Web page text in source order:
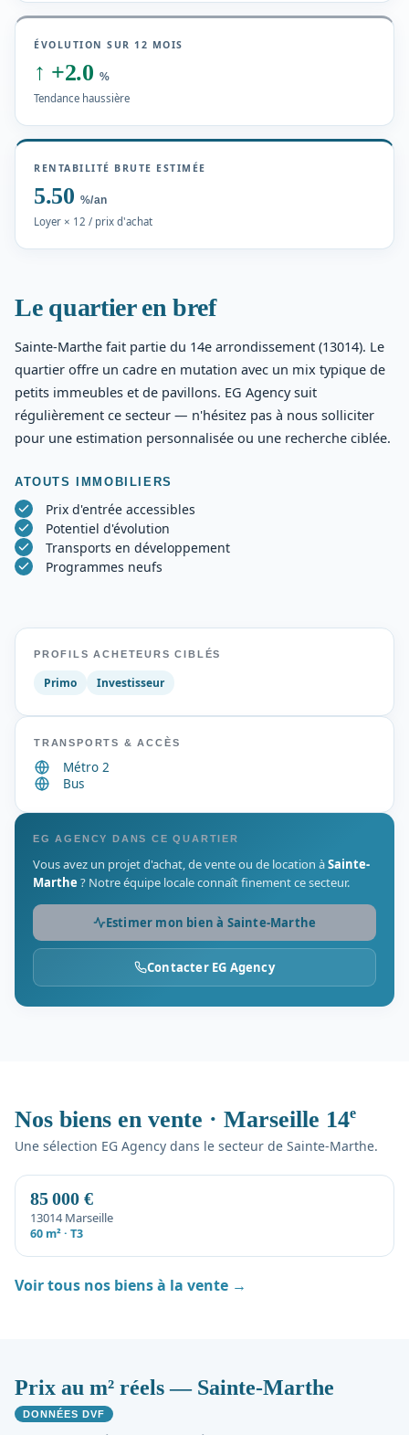
ÉVOLUTION SUR 12 MOIS
↑ +2.0 %
Tendance haussière
RENTABILITÉ BRUTE ESTIMÉE
5.50 %/an
Loyer × 12 / prix d'achat
Le quartier en bref
Sainte-Marthe fait partie du 14e arrondissement (13014). Le
quartier offre un cadre en mutation avec un mix typique de
petits immeubles et de pavillons. EG Agency suit
régulièrement ce secteur — n'hésitez pas à nous solliciter
pour une estimation personnalisée ou une recherche ciblée.
ATOUTS IMMOBILIERS
Prix d'entrée accessibles
Potentiel d'évolution
Transports en développement
Programmes neufs
PROFILS ACHETEURS CIBLÉS
Primo Investisseur
TRANSPORTS & ACCÈS
Métro 2
Bus
EG AGENCY DANS CE QUARTIER
Vous avez un projet d'achat, de vente ou de location àSainte-
Marthe ? Notre équipe locale connaît finement ce secteur.
Estimer mon bien à Sainte-Marthe
Contacter EG Agency
Nos biens en vente · Marseille 14e
Une sélection EG Agency dans le secteur de Sainte-Marthe.
85 000 €
13014 Marseille
60 m² · T3
Voir tous nos biens à la vente →
Prix au m² réels — Sainte-Marthe
DONNÉES DVF